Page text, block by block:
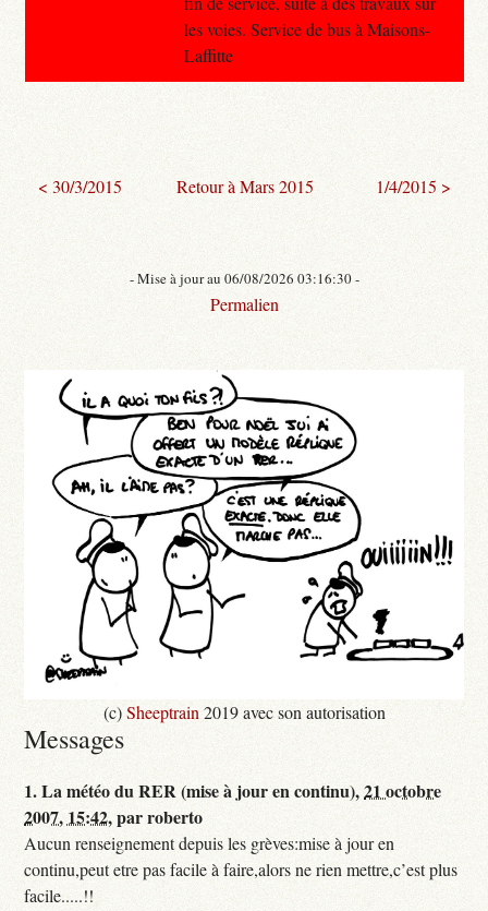
les voies. Service de bus à Maisons-
Laffitte
< 30/3/2015 Retour à Mars 2015 1/4/2015 >
- Mise à jour au 06/08/2026 03:16:30 -
Permalien
(c)Sheeptrain 2019 avec son autorisation
Messages
1.La météo du RER (mise à jour en continu),21 octobre
2007, 15:42,parroberto
Aucun renseignement depuis les grèves:mise à jour en
continu,peut etre pas facile à faire,alors ne rien mettre,c’est plus
facile.....!!